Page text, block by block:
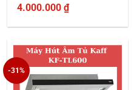
Giá
5.390.000 ₫.
4.000.000₫
tại
là:
4.000.000 ₫.
-31%